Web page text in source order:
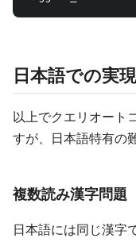
日本語での実
以上でクエリオート
すが、日本語特有の
複数読み漢字問題
日本語には同じ漢字